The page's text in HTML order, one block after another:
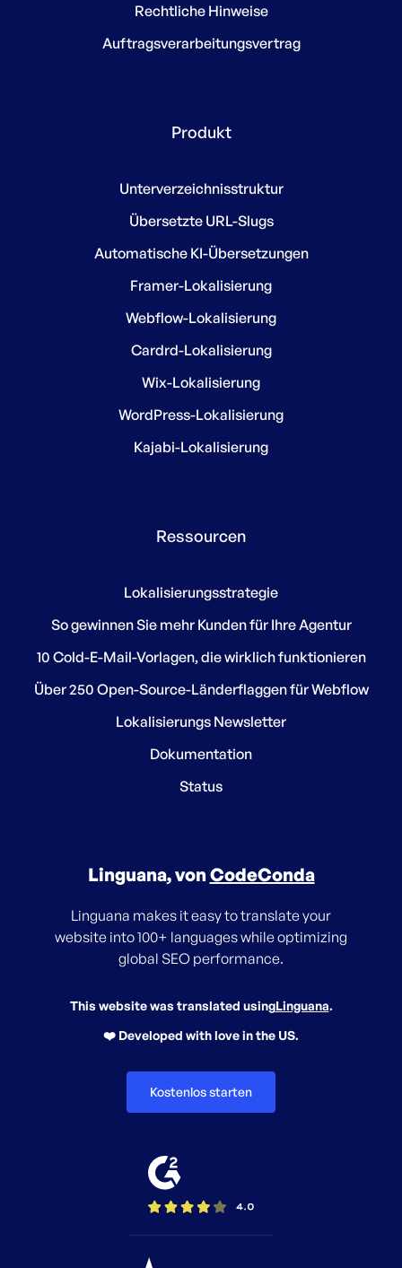
Rechtliche Hinweise
Auftragsverarbeitungsvertrag
Produkt
Unterverzeichnisstruktur
Übersetzte URL-Slugs
Automatische KI-Übersetzungen
Framer-Lokalisierung
Webflow-Lokalisierung
Cardrd-Lokalisierung
Wix-Lokalisierung
WordPress-Lokalisierung
Kajabi-Lokalisierung
Ressourcen
Lokalisierungsstrategie
So gewinnen Sie mehr Kunden für Ihre Agentur
10 Cold-E-Mail-Vorlagen, die wirklich funktionieren
Über 250 Open-Source-Länderflaggen für Webflow
Lokalisierungs Newsletter
Dokumentation
Status
Linguana, von CodeConda
Linguana makes it easy to translate your
website into 100+ languages while optimizing
global SEO performance.
This website was translated usingLinguana.
❤️ Developed with love in the US.
Kostenlos starten